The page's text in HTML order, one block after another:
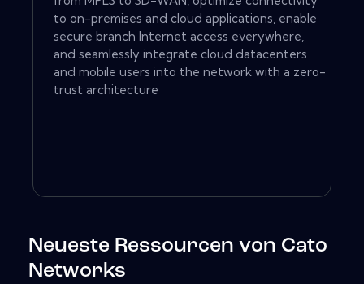
to on-premises and cloud applications, enable
secure branch Internet access everywhere,
and seamlessly integrate cloud datacenters
and mobile users into the network with a zero-
trust architecture
Neueste Ressourcen von Cato
Networks